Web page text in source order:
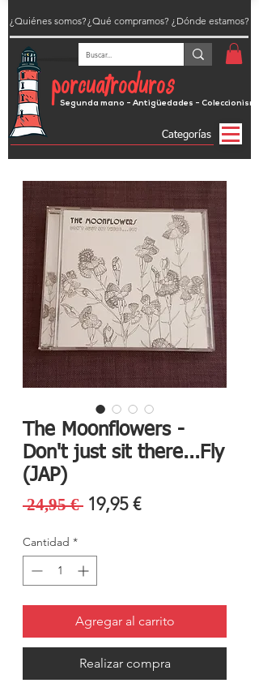
porcuatroduros
Segunda mano - Antigüedades - Coleccionismo
¿Dónde estamos?
¿Quiénes somos?
Categorías
¿Qué compramos?
The Moonflowers -
Don't just sit there...Fly
(JAP)
24,95 € Precio
19,95 €Precio
Cantidad *
Agregar al carrito
Realizar compra